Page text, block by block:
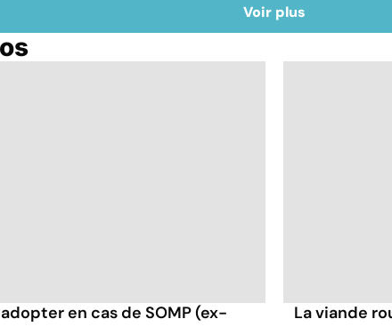
Voir plus
en cas de SOMP (ex-
La viande